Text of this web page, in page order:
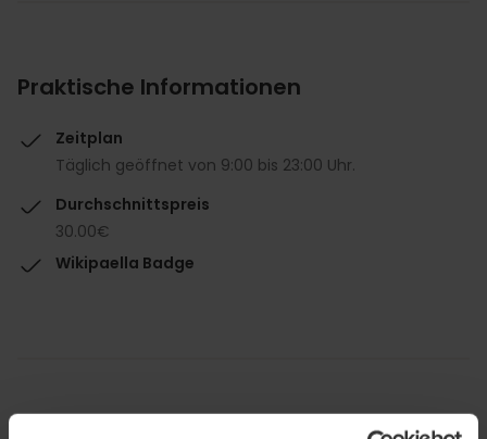
Praktische Informationen
Zeitplan
Täglich geöffnet von 9:00 bis 23:00 Uhr.
Durchschnittspreis
30.00€
Wikipaella Badge